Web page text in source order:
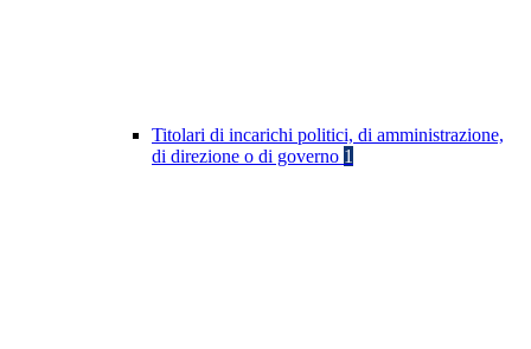
Titolari di incarichi politici, di amministrazione,
di direzione o di governo 1